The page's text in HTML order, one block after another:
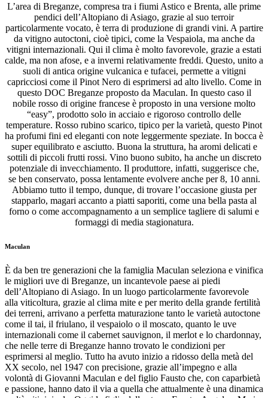
L’area di Breganze, compresa tra i fiumi Astico e Brenta, alle prime
pendici dell’Altopiano di Asiago, grazie al suo terroir
particolarmente vocato, è terra di produzione di grandi vini. A partire
da vitigno autoctoni, cioè tipici, come la Vespaiola, ma anche da
vitigni internazionali. Qui il clima è molto favorevole, grazie a estati
calde, ma non afose, e a inverni relativamente freddi. Questo, unito a
suoli di antica origine vulcanica e tufacei, permette a vitigni
capricciosi come il Pinot Nero di esprimersi ad alto livello. Come in
questo DOC Breganze proposto da Maculan. In questo caso il
nobile rosso di origine francese è proposto in una versione molto
“easy”, prodotto solo in acciaio e rigoroso controllo delle
temperature. Rosso rubino scarico, tipico per la varietà, questo Pinot
ha profumi fini ed eleganti con note leggermente speziate. In bocca è
super equilibrato e asciutto. Buona la struttura, ha aromi delicati e
sottili di piccoli frutti rossi. Vino buono subito, ha anche un discreto
potenziale di invecchiamento. Il produttore, infatti, suggerisce che,
se ben conservato, possa lentamente evolvere anche per 8, 10 anni.
Abbiamo tutto il tempo, dunque, di trovare l’occasione giusta per
stapparlo, magari accanto a piatti saporiti, come una bella pasta al
forno o come accompagnamento a un semplice tagliere di salumi e
formaggi di media stagionatura.
Maculan
È da ben tre generazioni che la famiglia Maculan seleziona e vinifica
le migliori uve di Breganze, un incantevole paese ai piedi
dell’Altopiano di Asiago. In un luogo particolarmente favorevole
alla viticoltura, grazie al clima mite e per merito della grande fertilità
dei terreni, arrivano a perfetta maturazione tanto le varietà autoctone
come il tai, il friulano, il vespaiolo o il moscato, quanto le uve
internazionali come il cabernet sauvignon, il merlot e lo chardonnay,
che nelle terre di Breganze hanno trovato le condizioni per
esprimersi al meglio. Tutto ha avuto inizio a ridosso della metà del
XX secolo, nel 1947 con precisione, grazie all’impegno e alla
volontà di Giovanni Maculan e del figlio Fausto che, con caparbietà
e passione, hanno dato il via a quella che attualmente è una dinamica